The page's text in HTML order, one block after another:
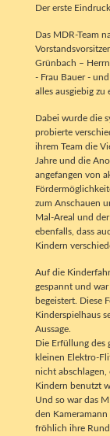
Der erste
Das MDR-Team
Grünbach –
- Frau Bauer -
alles ausgiebig zu
Dabei wurde die
probierte
ihrem Team die
Jahre und die
angefangen von
zum Anschauen
Mal-Areal und
ebenfalls, dass
Kindern
Auf die
gespannt und
begeistert. Diese
Kinderspielhaus
Aussage.
Die Erfüllung des
kleinen Elektro-
nicht abschlagen,
Kindern benutzt
Und so war das
den
fröhlich ihre